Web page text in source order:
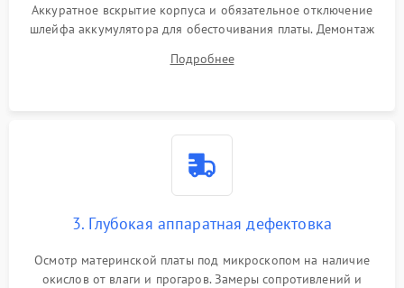
Аккуратное вскрытие корпуса и обязательное отключение
шлейфа аккумулятора для обесточивания платы. Демонтаж
высохшей термопасты с кристаллов чипов.
Подробнее
3. Глубокая аппаратная дефектовка
Осмотр материнской платы под микроскопом на наличие
окислов от влаги и прогаров. Замеры сопротивлений и